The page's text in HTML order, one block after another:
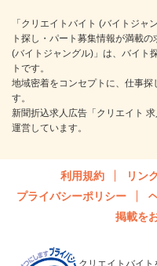
「クリエイトバイト (バイトジャ
ト探し・パート募集情報が満載
(バイトジャングル)」は、バイト
トです。
地域密着をコンセプトに、仕事探
す。
新聞折込求人広告「クリエイト
運営しています。
利用規約 リン
プライバシーポリシー
掲載を